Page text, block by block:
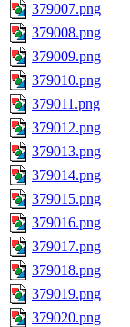
379007.png
379008.png
379009.png
379010.png
379011.png
379012.png
379013.png
379014.png
379015.png
379016.png
379017.png
379018.png
379019.png
379020.png